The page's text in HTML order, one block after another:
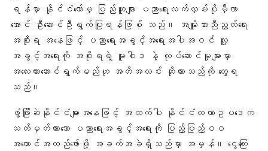
ရန်မှာ နိုင်ငံတော်မှ ပြည်သူများ ပညာရေးလက်လှမ်းပိုမှီလာ
အောင် ဦးဆောင်ဦးရွက်ပြုရန်ဖြစ် သည်။ အမျိုးသားညီညွတ်ရေး
အစိုးရ အနေဖြင့် ပညာရေးအခွင့်အရေးအပါအဝင် လူ့
အခွင့်အရေးကို အစိုးရရဲ့ မူဝါဒ နဲ့ လုပ်ဆောင်မှုများမှာ
အလေးထားဆောင်ရွက်မည်ဟု အတိအလင်း ဆိုထားသည်ကို တွေ့ရ
သည် ။
ဖွံ့ဖြိုးဆဲနိုင်ငံများအနေဖြင့် အထက်ပါ နိုင်ငံတကာဥပဒေက
သတ်မှတ်ထားသော ပညာရေးအခွင့်အရေးကို ပြည့်ပြည့်ဝဝ
အကောင်အထည်ဖော်ဖို့ အခက်အခဲရှိသည်မှာ အမှန်။ ငွေကြေး